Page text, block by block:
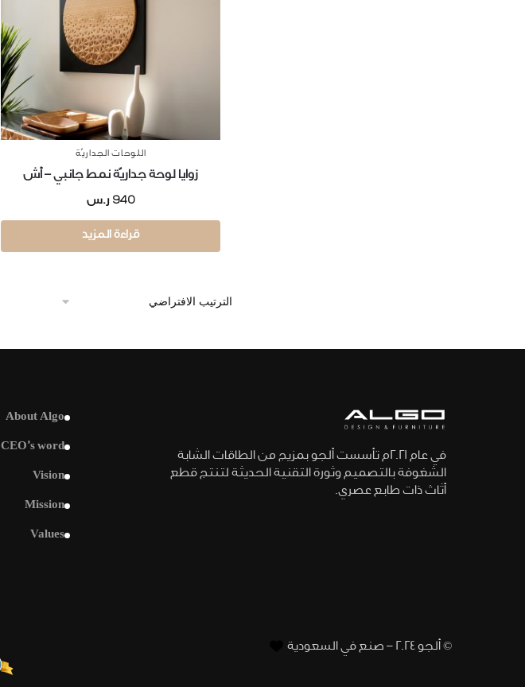
اللوحات الجداريّة
زوايا لوحة جداريّة نمط جانبي – أش
940 ر.س
قراءة المزيد
في عام 2021م تأسست ألجو بمزيج من الطاقات الشابة
الشغوفة بالتصميم وثورة التقنية الحديثة لتنتج قطع
أثاث ذات طابع عصري.
About Algo
CEO’s word
Vision
Mission
Values
© ألجو 2024 – صنع في السعودية